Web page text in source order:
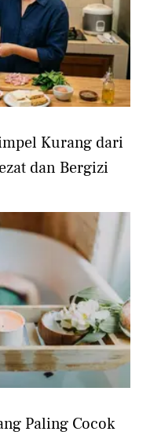
Kurang dari
dan Bergizi
Paling Cocok